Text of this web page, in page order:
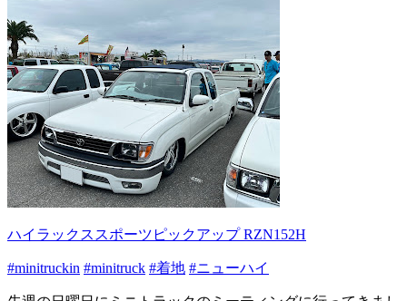
ハイラックススポーツピックアップ RZN152H
#minitruckin #minitruck #着地 #ニューハイ